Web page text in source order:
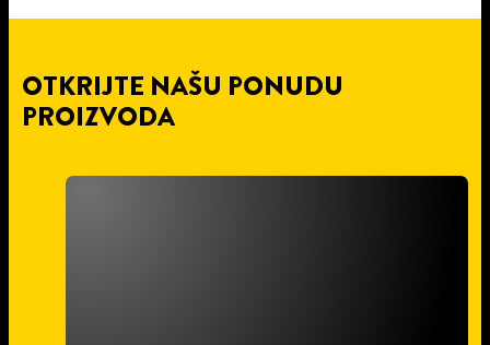
OTKRIJTE NAŠU PONUDU
PROIZVODA